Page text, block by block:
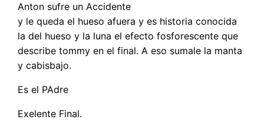
Anton sufre un Accidente
y le queda el hueso afuera y es historia conocida
la del hueso y la luna el efecto fosforescente que
describe tommy en el final. A eso sumale la manta
y cabisbajo.
Es el PAdre
Exelente Final.